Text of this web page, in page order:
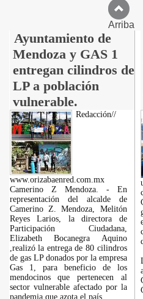
Ayuntamiento de
Mendoza y GAS 1
entregan cilindros de
LP a población
vulnerable.
Redacción//
www.orizabaenred.com.mx
Camerino Z Mendoza. - En
representación del alcalde de
Camerino Z. Mendoza, Melitón
Reyes Larios, la directora de
Participación Ciudadana,
Elizabeth Bocanegra Aquino
,realizó la entrega de 80 cilindros
de gas LP donados por la empresa
Gas 1, para beneficio de los
mendocinos que pertenecen al
sector vulnerable afectado por la
pandemia que azota el país.